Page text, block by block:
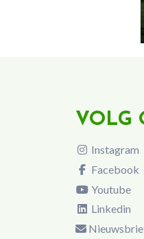
VOLG
Instagram
Facebook
Youtube
Linkedin